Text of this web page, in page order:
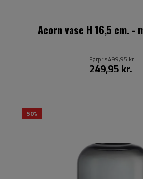
Acorn vase H 16,5 cm. -
249,95 kr.
Førpris499,95 kr.
50%